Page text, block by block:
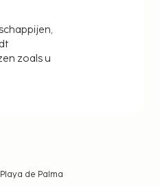
zoals u
Playa de Palma